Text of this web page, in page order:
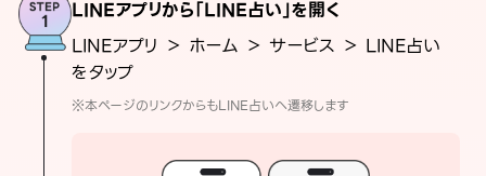
LINEアプリから「LINE占い」を開く
LINEアプリ ＞ ホーム ＞ サービス ＞ LINE占い
をタップ
※本ページのリンクからもLINE占いへ遷移します